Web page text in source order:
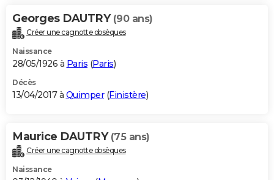
Georges DAUTRY (90 ans)
Créer une cagnotte obsèques
Naissance
28/05/1926 à Paris (Paris)
Décès
13/04/2017 à Quimper(Finistère)
Maurice DAUTRY (75 ans)
Créer une cagnotte obsèques
Naissance